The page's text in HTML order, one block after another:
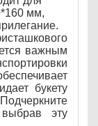
мм,
важным
букету
эту